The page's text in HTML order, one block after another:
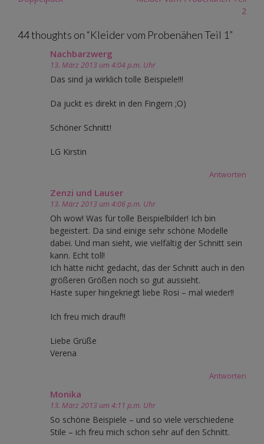
2
44 thoughts on “Kleider vom Probenähen Teil 1”
Nachbarzwerg
13. März 2013 um 4:04 p.m. Uhr
Das sind ja wirklich tolle Beispiele!!!
Da juckt es direkt in den Fingern ;O)
Schöner Schnitt!
LG Kirstin
Antworten
Zenzi und Lauser
13. März 2013 um 4:06 p.m. Uhr
Oh wow! Was für tolle Beispielbilder! Ich bin
begeistert. Da sind einige sehr schöne Modelle
dabei. Und man sieht, wie vielfältig der Schnitt sein
kann. Echt toll!
Ich hätte nicht gedacht, das der Schnitt auch in den
größeren Größen noch so gut aussieht.
Haste super hingekriegt liebe Rosi – mal wieder!!
Ich freu mich drauf!!
Liebe Grüße
Verena
Antworten
Monika
13. März 2013 um 4:11 p.m. Uhr
So schöne Beispiele – und so viele verschiedene
Stile – ich freu mich schon sehr auf den Schnitt.